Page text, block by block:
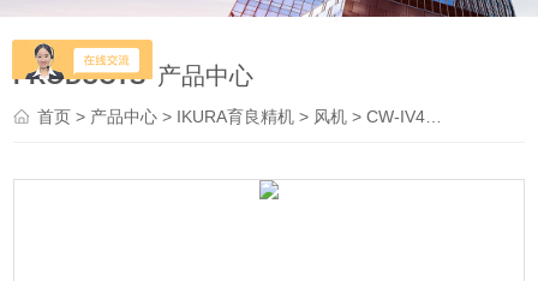
PRODUCTS 产品中心
首页> 产品中心 > IKURA育良精机 > 风机 > CW-IV400IKURA育良精机 卷扬机 通风机 变频绞盘